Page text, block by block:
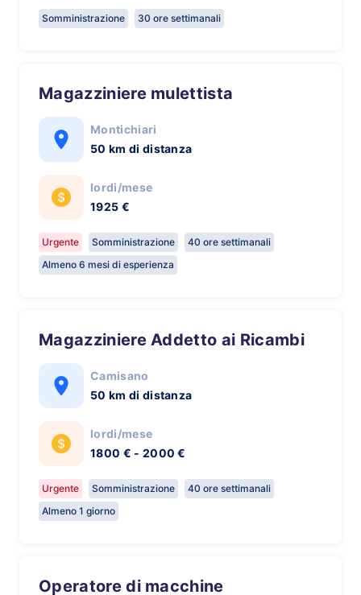
Somministrazione 30 ore settimanali
Magazziniere mulettista
Montichiari
50 km di distanza
lordi/mese
1925 €
Urgente Somministrazione
40 ore settimanali
Almeno 6 mesi di esperienza
Magazziniere Addetto ai Ricambi
Camisano
50 km di distanza
lordi/mese
1800 € - 2000 €
Urgente Somministrazione
40 ore settimanali
Almeno 1 giorno
Operatore di macchine